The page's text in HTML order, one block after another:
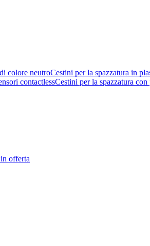
colore neutroCestini per la spazzatura in
contactlessCestini per la spazzatura con
offerta